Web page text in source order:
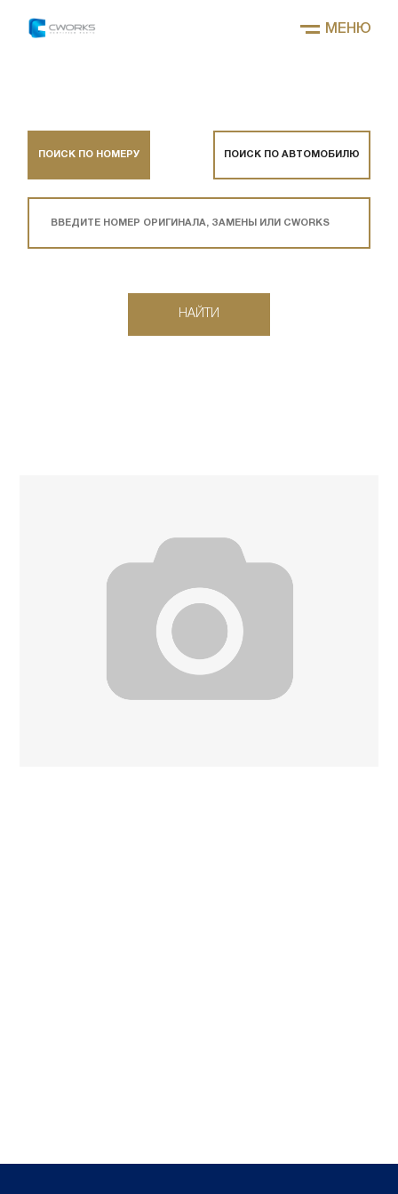
МЕНЮ
ПОИСК ПО НОМЕРУ ПОИСК ПО АВТОМОБИЛЮ